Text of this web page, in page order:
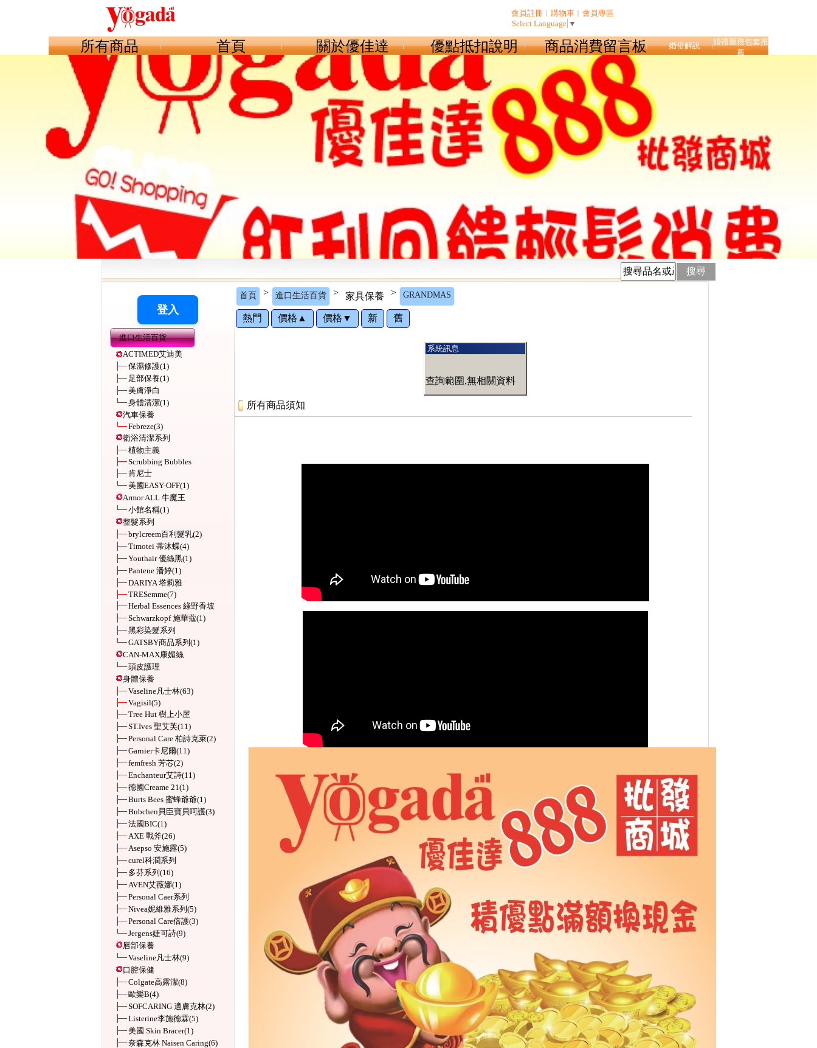
會員註冊 ︱ 購物車 ︱ 會員專區
Select Language ▼
所有商品 首頁 關於優佳達 優點抵扣說明 商品消費留言板 婚俗解說
婚禮服務包套推
薦
搜尋
進口生活百貨
ACTIMED艾迪美
保濕修護(1)
足部保養(1)
美膚淨白
身體清潔(1)
汽車保養
Febreze(3)
衛浴清潔系列
植物主義
Scrubbing Bubbles
肯尼士
美國EASY-OFF(1)
Armor ALL 牛魔王
小館名稱(1)
整髮系列
brylcreem百利髮乳(2)
Timotei 蒂沐蝶(4)
Youthair 優絲黑(1)
Pantene 潘婷(1)
DARIYA 塔莉雅
TRESemme(7)
Herbal Essences 綠野香坡
Schwarzkopf 施華蔻(1)
黑彩染髮系列
GATSBY商品系列 (1)
CAN-MAX康媚絲
頭皮護理
身體保養
Vaseline凡士林(63)
Vagisil(5)
Tree Hut 樹上小屋
ST.Ives 聖艾芙(11)
Personal Care 柏詩克萊(2)
Garnier卡尼爾(11)
femfresh 芳芯(2)
Enchanteur艾詩(11)
德國Creame 21(1)
Burts Bees 蜜蜂爺爺(1)
Bubchen貝臣寶貝呵護(3)
法國BIC(1)
AXE 戰斧(26)
Asepso 安施露(5)
curel科潤系列
多芬系列 (16)
AVEN艾薇娜(1)
Personal Caer系列
Nivea妮維雅系列 (5)
Personal Care倍護(3)
Jergens婕可詩(9)
唇部保養
Vaseline凡士林(9)
口腔保健
Colgate高露潔(8)
歐樂B(4)
SOFCARING 適膚克林(2)
Listerine李施德霖(5)
美國 Skin Bracer(1)
奈森克林 Naisen Caring(6)
首頁 > 進口生活百貨 > 家具保養 > GRANDMAS
熱門 價格▲ 價格▼ 新 舊
系統訊息
查詢範圍,無相關資料
所有商品須知